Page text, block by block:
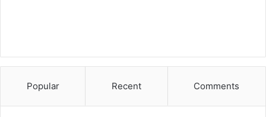
Popular Recent Comments